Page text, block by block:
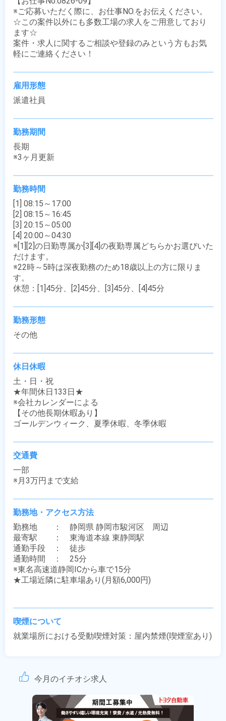
※ご応募いただく際に、お仕事NO.をお伝えください。
☆この案件以外にも多数工場の求人をご用意しており
ます☆
案件・求人に関するご相談や登録のみという方もお気
軽にご連絡ください！
雇用形態
派遣社員
勤務期間
長期
※3ヶ月更新
勤務時間
[1] 08:15～17:00
[2] 08:15～16:45
[3] 20:15～05:00
[4] 20:00～04:30
※[1][2]の日勤専属か[3][4]の夜勤専属どちらかお選びいた
だけます。
※22時～5時は深夜勤務のため18歳以上の方に限りま
す。
休憩：[1]45分、[2]45分、[3]45分、[4]45分
勤務形態
その他
休日休暇
土・日・祝
★年間休日133日★
※会社カレンダーによる
【その他長期休暇あり】
ゴールデンウィーク、夏季休暇、冬季休暇
交通費
一部
※月3万円まで支給
勤務地・アクセス方法
勤務地　　：　静岡県 静岡市駿河区　周辺
最寄駅　　：　東海道本線 東静岡駅
通勤手段　：　徒歩
通勤時間　：　25分
※東名高速道静岡ICから車で15分
★工場近隣に駐車場あり(月額6,000円)
喫煙について
就業場所における受動喫煙対策：屋内禁煙(喫煙室あり)
今月のイチオシ求人